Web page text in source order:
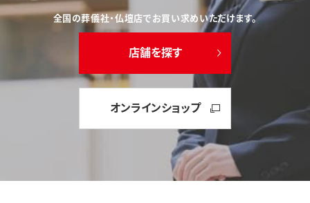
全国の葬儀社・仏壇店でお買い求めいただけます。
店舗を探す
オンラインショップ